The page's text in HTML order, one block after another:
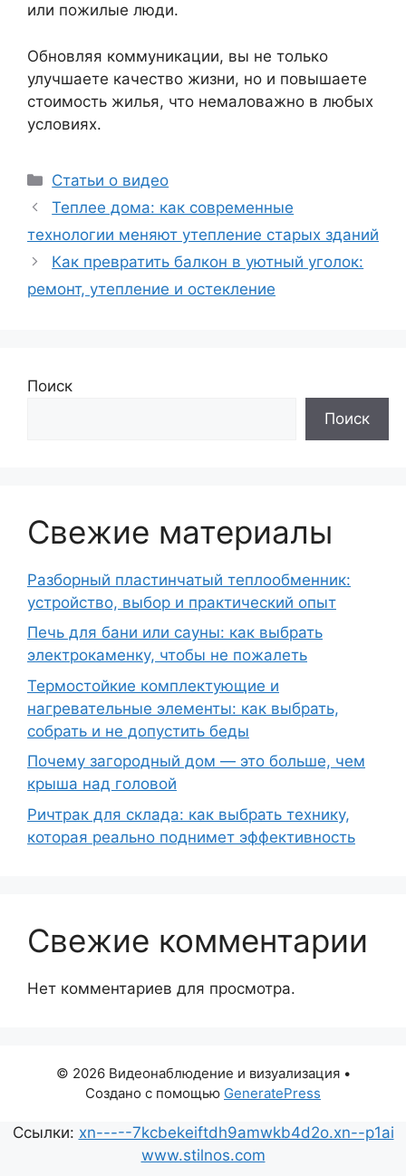
или пожилые люди.
Обновляя коммуникации, вы не только
улучшаете качество жизни, но и повышаете
стоимость жилья, что немаловажно в любых
условиях.
Рубрики
Статьи о видео
Теплее дома: как современные
технологии меняют утепление старых зданий
Как превратить балкон в уютный уголок:
ремонт, утепление и остекление
Поиск
Поиск
Свежие материалы
Разборный пластинчатый теплообменник:
устройство, выбор и практический опыт
Печь для бани или сауны: как выбрать
электрокаменку, чтобы не пожалеть
Термостойкие комплектующие и
нагревательные элементы: как выбрать,
собрать и не допустить беды
Почему загородный дом — это больше, чем
крыша над головой
Ричтрак для склада: как выбрать технику,
которая реально поднимет эффективность
Свежие комментарии
Нет комментариев для просмотра.
© 2026 Видеонаблюдение и визуализация•
Создано с помощью GeneratePress
Ссылки: xn-----7kcbekeiftdh9amwkb4d2o.xn--p1ai
www.stilnos.com